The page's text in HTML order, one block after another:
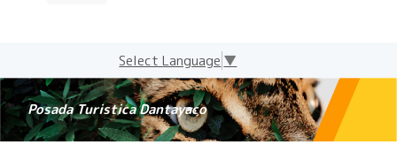
Select Language ▼
Posada Turistica Dantayaco